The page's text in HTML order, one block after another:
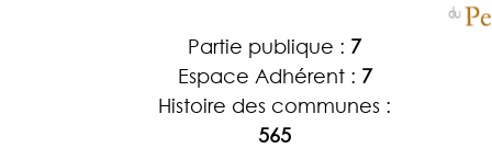
Partie publique : 7
Espace Adhérent : 7
Histoire des communes :
565